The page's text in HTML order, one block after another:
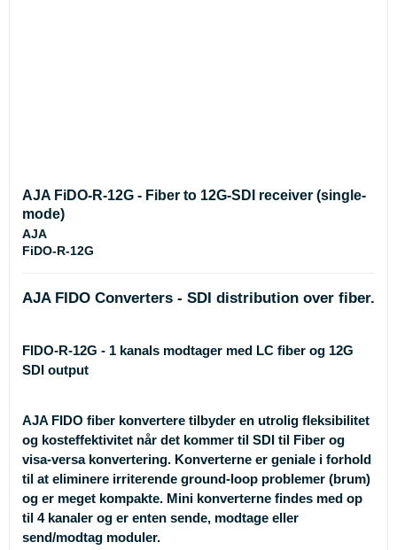
AJA FiDO-R-12G - Fiber to 12G-SDI receiver (single-
mode)
AJA
FiDO-R-12G
AJA FIDO Converters - SDI distribution over fiber.
FIDO-R-12G - 1 kanals modtager med LC fiber og 12G
SDI output
AJA FIDO fiber konvertere tilbyder en utrolig fleksibilitet
og kosteffektivitet når det kommer til SDI til Fiber og
visa-versa konvertering. Konverterne er geniale i forhold
til at eliminere irriterende ground-loop problemer (brum)
og er meget kompakte. Mini konverterne findes med op
til 4 kanaler og er enten sende, modtage eller
send/modtag moduler.